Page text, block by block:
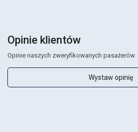
Opinie klientów
Opinie naszych zweryfikowanych pasażerów
Wystaw opinię